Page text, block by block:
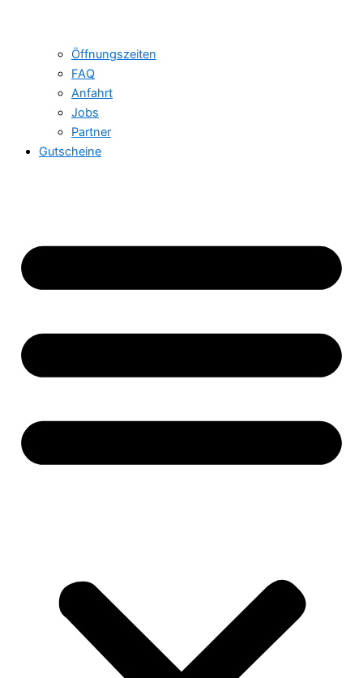
Öffnungszeiten
FAQ
Anfahrt
Jobs
Partner
Gutscheine